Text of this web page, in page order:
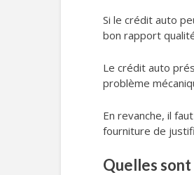
Si le crédit auto
bon rapport
Le crédit auto
problème
En revanche, il
fourniture de
Quelles sont